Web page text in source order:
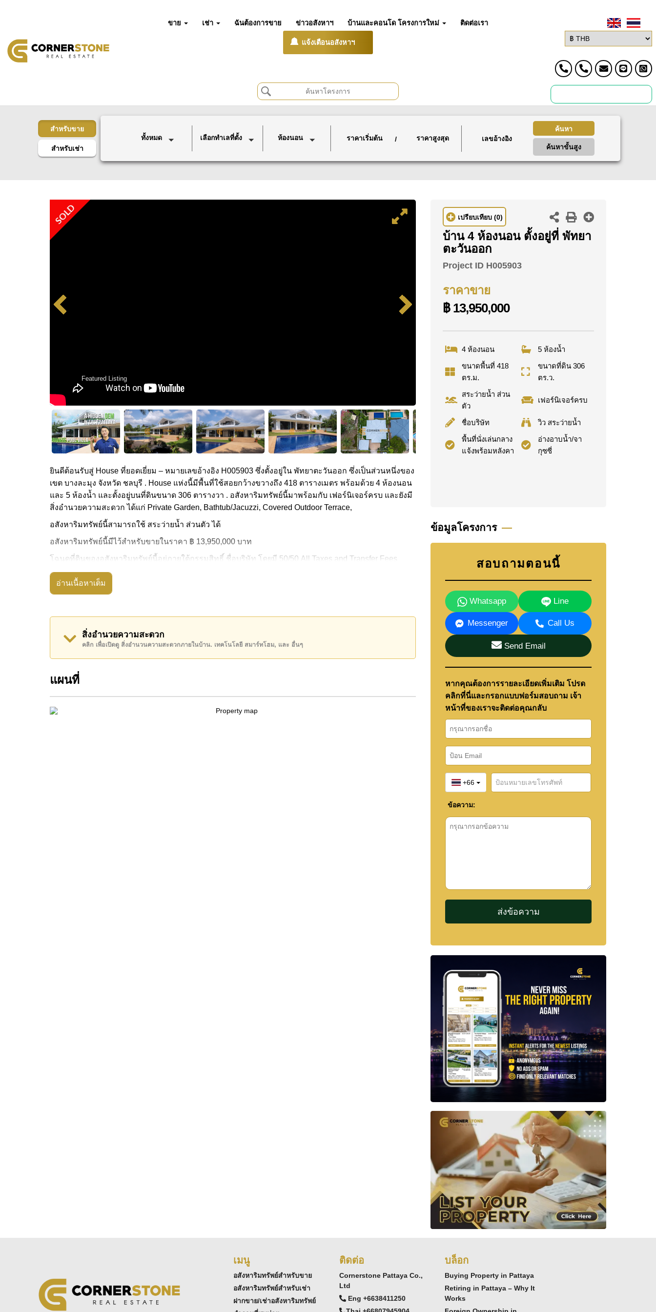
ขาย เช่า ฉันต้องการขาย ข่าวอสังหาฯ บ้านและคอนโด โครงการใหม่ ติดต่อเรา
แจ้งเตือนอสังหาฯ
สำหรับขาย
สำหรับเช่า
ทั้งหมด เลือกทำเลที่ตั้ง ห้องนอน ราคาเริ่มต้น / ราคาสูงสุด
ค้นหา
ค้นหาขั้นสูง
SOLD
Featured Listing
ยินดีต้อนรับสู่ House ที่ยอดเยี่ยม – หมายเลขอ้างอิง H005903 ซึ่งตั้งอยู่ใน พัทยาตะวันออก ซึ่งเป็นส่วนหนึ่งของ
เขต บางละมุง จังหวัด ชลบุรี . House แห่งนี้มีพื้นที่ใช้สอยกว้างขวางถึง 418 ตารางเมตร พร้อมด้วย 4 ห้องนอน
และ 5 ห้องน้ำ และตั้งอยู่บนที่ดินขนาด 306 ตารางวา . อสังหาริมทรัพย์นี้มาพร้อมกับ เฟอร์นิเจอร์ครบ และยังมี
สิ่งอำนวยความสะดวก ได้แก่ Private Garden, Bathtub/Jacuzzi, Covered Outdoor Terrace,
อสังหาริมทรัพย์นี้สามารถใช้ สระว่ายน้ำ ส่วนตัว ได้
อสังหาริมทรัพย์นี้มีไว้สำหรับขายในราคา ฿ 13,950,000 บาท
โฉนดที่ดินของอสังหาริมทรัพย์นี้อยู่ภายใต้กรรมสิทธิ์ ชื่อบริษัท โดยมี 50/50 All Taxes and Transfer Fees
ค้นพบโอกาสในการทำให้ที่อยู่อาศัยนี้เป็นบ้านในฝันของคุณ!
ติดต่อ Cornerstone Real Estate โทร +6638411250 หรือ อีเมล
อ่านเนื้อหาเต็ม
สิ่งอำนวยความสะดวก
คลิก เพื่อเปิดดู สิ่งอำนวนความสะดวกภายในบ้าน. เทคโนโลยี สมาร์ทโฮม, และ อื่นๆ
แผนที่
เปรียบเทียบ (0)
บ้าน 4 ห้องนอน ตั้งอยู่ที่ พัทยา
ตะวันออก
Project ID H005903
ราคาขาย
฿ 13,950,000
4 ห้องนอน
5 ห้องน้ำ
ขนาดพื้นที่ 418
ตร.ม.
ขนาดที่ดิน 306
ตร.ว.
สระว่ายน้ำ ส่วน
ตัว
เฟอร์นิเจอร์ครบ
ชื่อบริษัท
วิว สระว่ายน้ำ
พื้นที่นั่งเล่นกลาง
แจ้งพร้อมหลังคา
อ่างอาบน้ำ/จา
กุซซี่
ข้อมูลโครงการ
สอบถามตอนนี้
Whatsapp Line
Messenger Call Us
Send Email
หากคุณต้องการรายละเอียดเพิ่มเติม โปรด
คลิกที่นี่และกรอกแบบฟอร์มสอบถาม เจ้า
หน้าที่ของเราจะติดต่อคุณกลับ
+66
ข้อความ:
เมนู
อสังหาริมทรัพย์สำหรับขาย
อสังหาริมทรัพย์สำหรับเช่า
ฝากขาย/เช่าอสังหาริมทรัพย์
ติดต่อ
Cornerstone Pattaya Co.,
Ltd
Eng +6638411250
บล็อก
Buying Property in Pattaya
Retiring in Pattaya – Why It
Works